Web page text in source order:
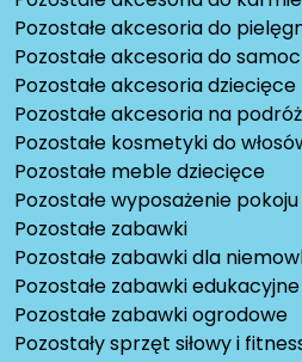
Pozostałe akcesoria do
Pozostałe akcesoria do
Pozostałe akcesoria dziecięce
Pozostałe akcesoria na
Pozostałe kosmetyki do
Pozostałe meble dziecięce
Pozostałe wyposażenie
Pozostałe zabawki
Pozostałe zabawki dla
Pozostałe zabawki edukacyjne
Pozostałe zabawki ogrodowe
Pozostały sprzęt siłowy i